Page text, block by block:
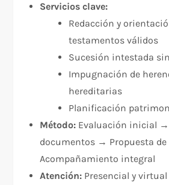
Servicios clave:
Redacción y
testamentos válidos
Sucesión intestada
Impugnación de
hereditarias
Planificación
Método: Evaluación inicial →
documentos → Propuesta
Acompañamiento integral
Atención: Presencial y